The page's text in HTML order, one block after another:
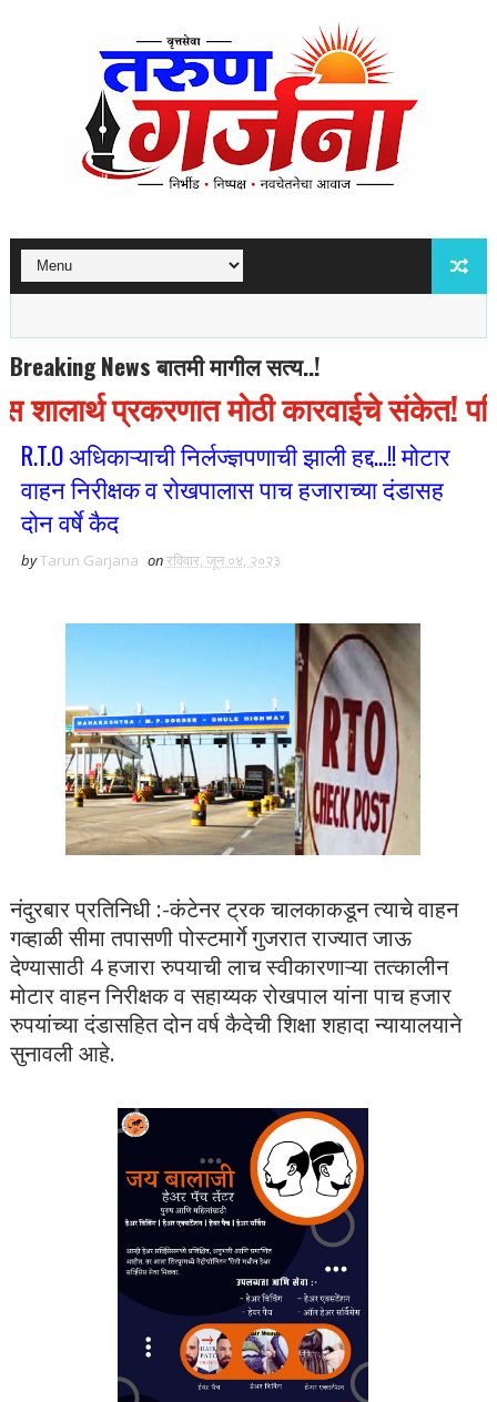
Breaking News बातमी मागील सत्य..!
शालार्थ प्रकरणात मोठी कारवाईचे संकेत!
R.T.O अधिकाऱ्याची निर्लज्ज्ञपणाची झाली हद्द...!! मोटार
वाहन निरीक्षक व रोखपालास पाच हजाराच्या दंडासह
दोन वर्षे कैद
byTarun Garjana onरविवार, जून ०४, २०२३
नंदुरबार प्रतिनिधी :-कंटेनर ट्रक चालकाकडून त्याचे वाहन
गव्हाळी सीमा तपासणी पोस्टमार्गे गुजरात राज्यात जाऊ
देण्यासाठी 4 हजारा रुपयाची लाच स्वीकारणाऱ्या तत्कालीन
मोटार वाहन निरीक्षक व सहाय्यक रोखपाल यांना पाच हजार
रुपयांच्या दंडासहित दोन वर्ष कैदेची शिक्षा शहादा न्यायालयाने
सुनावली आहे.